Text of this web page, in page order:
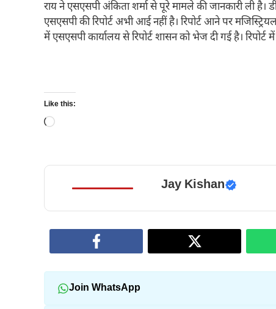
राय ने एसएसपी अंकिता शर्मा से पूरे मामले की जानकारी ली
एसएसपी की रिपोर्ट अभी आई नहीं है। रिपोर्ट आने पर
में एसएसपी कार्यालय से रिपोर्ट शासन को भेज दी गई है। रिपोर्ट
Like this:
Loading…
Jay Kishan
Join WhatsApp